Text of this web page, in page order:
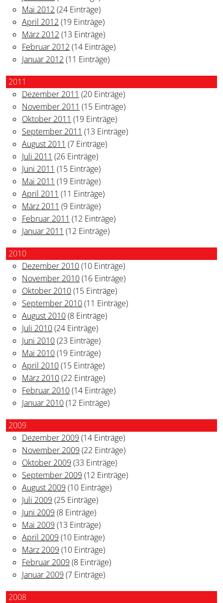
Mai 2012 (24 Einträge)
April 2012 (19 Einträge)
März 2012 (13 Einträge)
Februar 2012 (14 Einträge)
Januar 2012 (11 Einträge)
2011
Dezember 2011 (20 Einträge)
November 2011 (15 Einträge)
Oktober 2011 (19 Einträge)
September 2011 (13 Einträge)
August 2011 (7 Einträge)
Juli 2011 (26 Einträge)
Juni 2011 (15 Einträge)
Mai 2011 (19 Einträge)
April 2011 (11 Einträge)
März 2011 (9 Einträge)
Februar 2011 (12 Einträge)
Januar 2011 (12 Einträge)
2010
Dezember 2010(10 Einträge)
November 2010(16 Einträge)
Oktober 2010(15 Einträge)
September 2010(11 Einträge)
August 2010(8 Einträge)
Juli 2010(24 Einträge)
Juni 2010(23 Einträge)
Mai 2010(19 Einträge)
April 2010(15 Einträge)
März 2010(22 Einträge)
Februar 2010(14 Einträge)
Januar 2010(12 Einträge)
2009
Dezember 2009 (14 Einträge)
November 2009 (22 Einträge)
Oktober 2009 (33 Einträge)
September 2009 (12 Einträge)
August 2009 (10 Einträge)
Juli 2009 (25 Einträge)
Juni 2009 (8 Einträge)
Mai 2009 (13 Einträge)
April 2009 (10 Einträge)
März 2009 (10 Einträge)
Februar 2009 (8 Einträge)
Januar 2009 (7 Einträge)
2008